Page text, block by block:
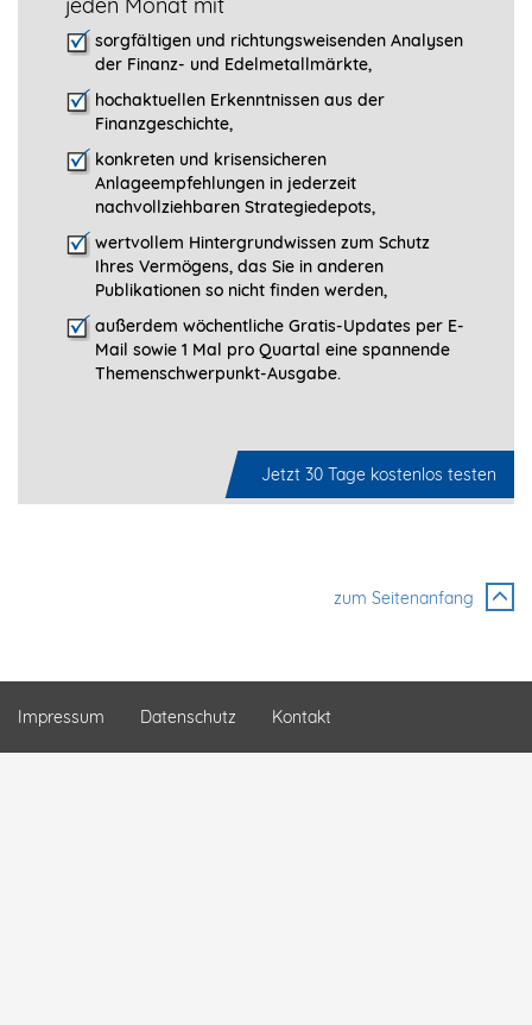
jeden Monat mit
sorgfältigen und richtungsweisenden Analysen
der Finanz- und Edelmetallmärkte,
hochaktuellen Erkenntnissen aus der
Finanzgeschichte,
konkreten und krisensicheren
Anlageempfehlungen in jederzeit
nachvollziehbaren Strategiedepots,
wertvollem Hintergrundwissen zum Schutz
Ihres Vermögens, das Sie in anderen
Publikationen so nicht finden werden,
außerdem wöchentliche Gratis-Updates per E-
Mail sowie 1 Mal pro Quartal eine spannende
Themenschwerpunkt-­Ausgabe.
Jetzt 30 Tage kostenlos testen
zum Seitenanfang
Impressum Datenschutz Kontakt